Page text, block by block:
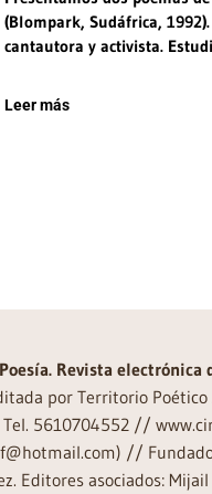
(Blompark, Sudáfrica,
cantautora y activista.
Leer más
Revista
por Territorio Poético
Tel. 5610704552 //
//
Editores asociados: